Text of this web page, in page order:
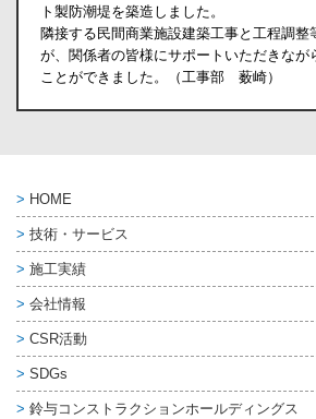
ト製防潮堤を築造しました。
隣接する民間商業施設建築工事と工程調整
が、関係者の皆様にサポートいただきなが
ことができました。（工事部 薮崎）
HOME
技術・サービス
施工実績
会社情報
CSR活動
SDGs
鈴与コンストラクションホールディングス